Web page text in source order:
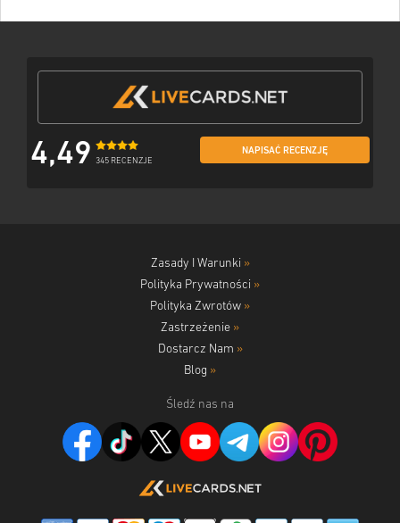
4,49 345 RECENZJE
NAPISAĆ RECENZJĘ
Zasady I Warunki »
Polityka Prywatności »
Polityka Zwrotów »
Zastrzeżenie »
Dostarcz Nam »
Blog »
Śledź nas na